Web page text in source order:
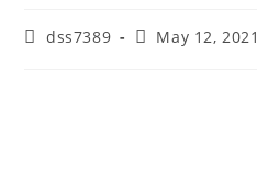
dss7389 May 12, 2021